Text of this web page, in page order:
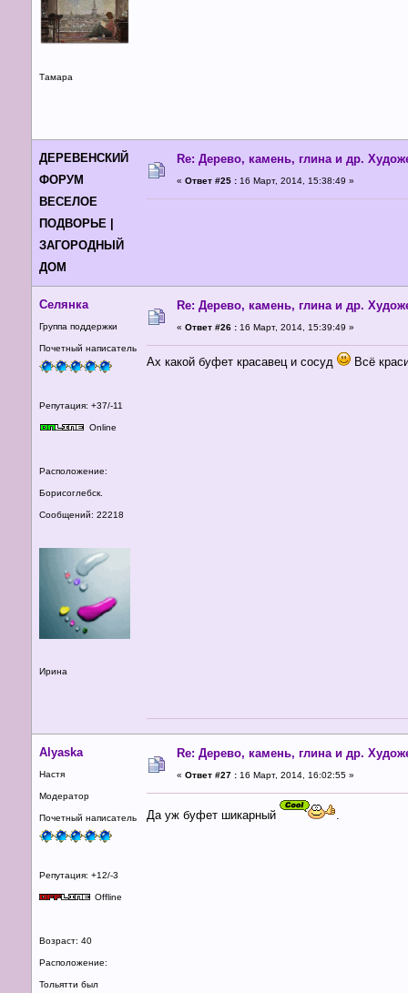
Тамара
ДЕРЕВЕНСКИЙ
ФОРУМ
ВЕСЕЛОЕ
ПОДВОРЬЕ |
ЗАГОРОДНЫЙ
ДОМ
Re: Дерево, камень, глина и др.
« Ответ #25 : 16 Март, 2014, 15:38:49 »
Селянка
Группа поддержки
Почетный написатель
Репутация: +37/-11
Online
Расположение:
Борисоглебск.
Сообщений: 22218
Ирина
Re: Дерево, камень, глина и др.
« Ответ #26 : 16 Март, 2014, 15:39:49 »
Ах какой буфет красавец и сосуд Всё
Alyaska
Настя
Модератор
Почетный написатель
Репутация: +12/-3
Offline
Возраст: 40
Расположение:
Тольятти был
Re: Дерево, камень, глина и др.
« Ответ #27 : 16 Март, 2014, 16:02:55 »
Да уж буфет шикарный